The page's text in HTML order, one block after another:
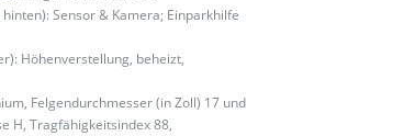
Sensor & Kamera; Einparkhilfe
Höhenverstellung, beheizt,
Felgendurchmesser (in Zoll) 17 und
H, Tragfähigkeitsindex 88,